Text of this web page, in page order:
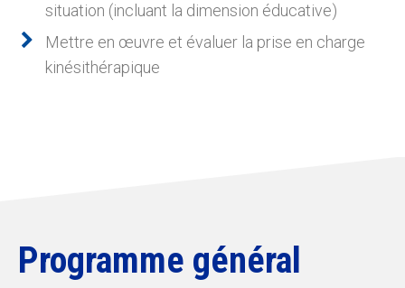
situation (incluant la dimension éducative)
Mettre en œuvre et évaluer la prise en charge
kinésithérapique
Programme général